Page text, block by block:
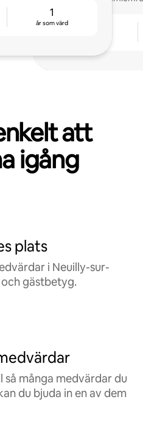
1
år som värd
att
igång
plats
i Neuilly-sur-
gästbetyg.
så många medvärdar du
du bjuda in en av dem